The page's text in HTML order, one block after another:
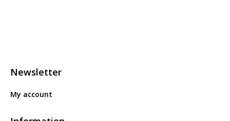
Newsletter
My account